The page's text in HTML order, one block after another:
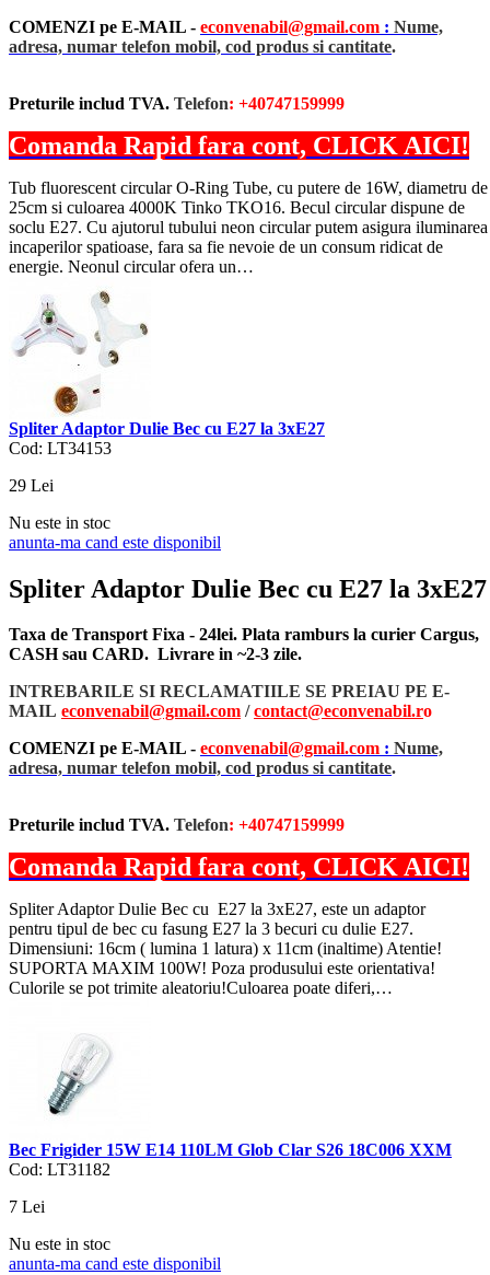
COMENZI pe E-MAIL - econvenabil@gmail.com : Nume,
adresa, numar telefon mobil, cod produs si cantitate.
Preturile includ TVA. Telefon: +40747159999
Comanda Rapid fara cont, CLICK AICI!
Tub fluorescent circular O-Ring Tube, cu putere de 16W, diametru de
25cm si culoarea 4000K Tinko TKO16. Becul circular dispune de
soclu E27. Cu ajutorul tubului neon circular putem asigura iluminarea
incaperilor spatioase, fara sa fie nevoie de un consum ridicat de
energie. Neonul circular ofera un…
Spliter Adaptor Dulie Bec cu E27 la 3xE27
Cod: LT34153
29 Lei
Nu este in stoc
anunta-ma cand este disponibil
Spliter Adaptor Dulie Bec cu E27 la 3xE27
Taxa de Transport Fixa - 24lei. Plata ramburs la curier Cargus,
CASH sau CARD. Livrare in ~2-3 zile.
INTREBARILE SI RECLAMATIILE SE PREIAU PE E-
MAIL econvenabil@gmail.com /contact@econvenabil.ro
COMENZI pe E-MAIL - econvenabil@gmail.com : Nume,
adresa, numar telefon mobil, cod produs si cantitate.
Preturile includ TVA. Telefon: +40747159999
Comanda Rapid fara cont, CLICK AICI!
Spliter Adaptor Dulie Bec cu E27 la 3xE27, este un adaptor
pentru tipul de bec cu fasung E27 la 3 becuri cu dulie E27.
Dimensiuni: 16cm ( lumina 1 latura) x 11cm (inaltime) Atentie!
SUPORTA MAXIM 100W! Poza produsului este orientativa!
Culorile se pot trimite aleatoriu!Culoarea poate diferi,…
Bec Frigider 15W E14 110LM Glob Clar S26 18C006 XXM
Cod: LT31182
7 Lei
Nu este in stoc
anunta-ma cand este disponibil